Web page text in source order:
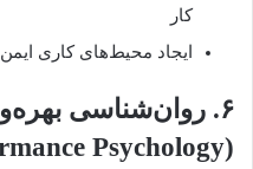
کار
ایجاد محیط‌های کاری
۶. روان‌شناسی
(Performance Psychology)